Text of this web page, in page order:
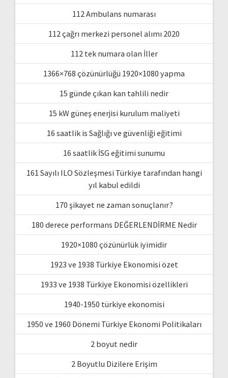
112 Ambulans numarası
112 çağrı merkezi personel alımı 2020
112 tek numara olan İller
1366×768 çözünürlüğü 1920×1080 yapma
15 günde çıkan kan tahlili nedir
15 kW güneş enerjisi kurulum maliyeti
16 saatlik is Sağlığı ve güvenliği eğitimi
16 saatlik İSG eğitimi sunumu
161 Sayılı ILO Sözleşmesi Türkiye tarafından hangi
yıl kabul edildi
170 şikayet ne zaman sonuçlanır?
180 derece performans DEĞERLENDİRME Nedir
1920×1080 çözünürlük iyimidir
1923 ve 1938 Türkiye Ekonomisi özet
1933 ve 1938 Türkiye Ekonomisi özellikleri
1940-1950 türkiye ekonomisi
1950 ve 1960 Dönemi Türkiye Ekonomi Politikaları
2 boyut nedir
2 Boyutlu Dizilere Erişim